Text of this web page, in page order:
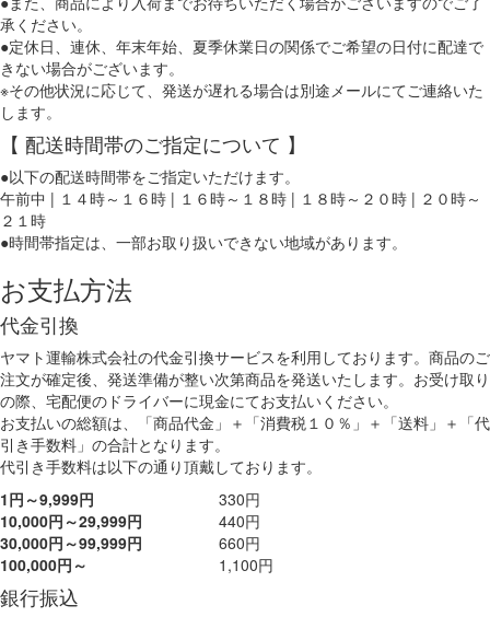
承ください。
●定休日、連休、年末年始、夏季休業日の関係でご希望の日付に配達で
きない場合がございます。
※その他状況に応じて、発送が遅れる場合は別途メールにてご連絡いた
します。
【 配送時間帯のご指定について 】
●以下の配送時間帯をご指定いただけます。
午前中 | １４時～１６時 | １６時～１８時 | １８時～２０時 | ２０時～
２１時
●時間帯指定は、一部お取り扱いできない地域があります。
お支払方法
代金引換
ヤマト運輸株式会社の代金引換サービスを利用しております。商品のご
注文が確定後、発送準備が整い次第商品を発送いたします。お受け取り
の際、宅配便のドライバーに現金にてお支払いください。
お支払いの総額は、「商品代金」＋「消費税１０％」＋「送料」＋「代
引き手数料」の合計となります。
代引き手数料は以下の通り頂戴しております。
1円～9,999円
330円
10,000円～29,999円
440円
30,000円～99,999円
660円
100,000円～
1,100円
銀行振込